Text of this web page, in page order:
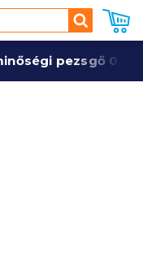
Keresés
pezsgő 0,2 l